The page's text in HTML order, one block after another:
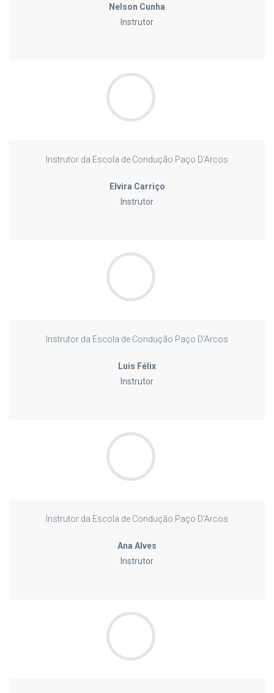
Nelson Cunha
Instrutor
Instrutor da Escola de Condução Paço D’Arcos
Elvira Carriço
Instrutor
Instrutor da Escola de Condução Paço D’Arcos
Luis Félix
Instrutor
Instrutor da Escola de Condução Paço D’Arcos
Ana Alves
Instrutor